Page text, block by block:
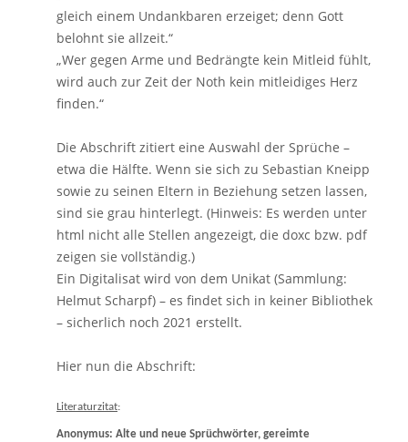
gleich einem Undankbaren erzeiget; denn Gott
belohnt sie allzeit.“
„Wer gegen Arme und Bedrängte kein Mitleid fühlt,
wird auch zur Zeit der Noth kein mitleidiges Herz
finden.“
Die Abschrift zitiert eine Auswahl der Sprüche –
etwa die Hälfte. Wenn sie sich zu Sebastian Kneipp
sowie zu seinen Eltern in Beziehung setzen lassen,
sind sie grau hinterlegt. (Hinweis: Es werden unter
html nicht alle Stellen angezeigt, die doxc bzw. pdf
zeigen sie vollständig.)
Ein Digitalisat wird von dem Unikat (Sammlung:
Helmut Scharpf) – es findet sich in keiner Bibliothek
– sicherlich noch 2021 erstellt.
Hier nun die Abschrift:
Literaturzitat:
Anonymus: Alte und neue Sprüchwörter, gereimte